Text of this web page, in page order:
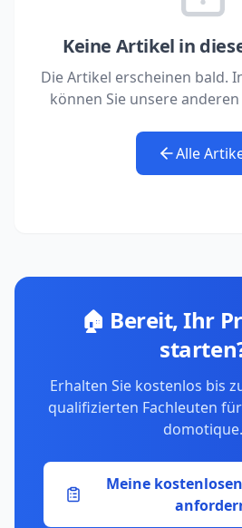
Keine Artikel in
Die Artikel erscheinen bald.
können Sie unsere
Alle
🏠 Bereit, Ihr
Erhalten Sie kostenlos bis
qualifizierten Fachleuten
domotique.
Meine